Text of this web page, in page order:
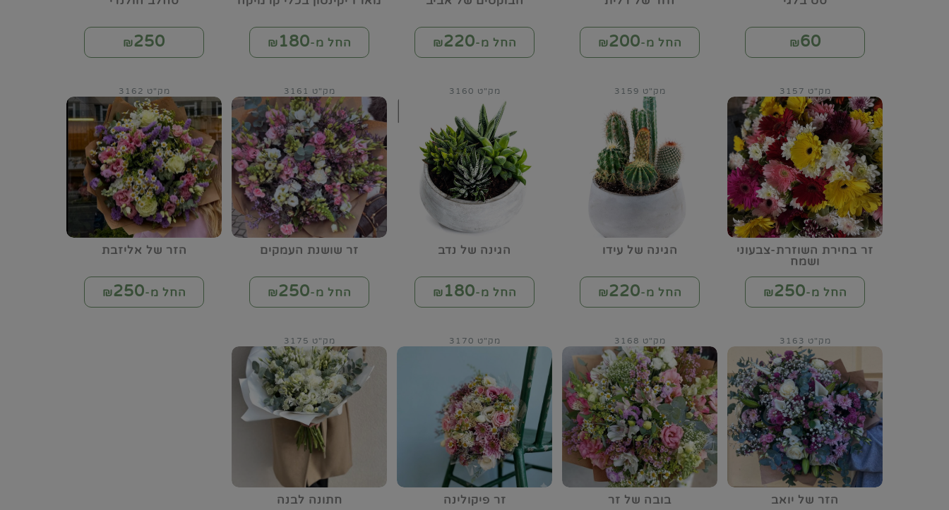
₪60 החל מ-₪200 החל מ-₪220 החל מ-₪180
₪250
זר בחירת השוזרת-צבעוני
ושמח
מק"ט 3157
החל מ-₪250
הגינה של עידו
מק"ט 3159
החל מ-₪220
הגינה של נדב
מק"ט 3160
החל מ-₪180
זר שושנת העמקים
מק"ט 3161
החל מ-₪250
הזר של אליזבת
מק"ט 3162
החל מ-₪250
הזר של יואב
מק"ט 3163
בובה של זר
מק"ט 3168
זר פיקולינה
מק"ט 3170
חתונה לבנה
מק"ט 3175